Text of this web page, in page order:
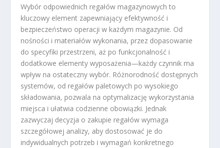
Wybór odpowiednich regałów magazynowych to
kluczowy element zapewniający efektywność i
bezpieczeństwo operacji w każdym magazynie. Od
nośności i materiałów wykonania, przez dopasowanie
do specyfiki przestrzeni, aż po funkcjonalność i
dodatkowe elementy wyposażenia—każdy czynnik ma
wpływ na ostateczny wybór. Różnorodność dostępnych
systemów, od regałów paletowych po wysokiego
składowania, pozwala na optymalizację wykorzystania
miejsca i ułatwia codzienne obowiązki. Jednak
zazwyczaj decyzja o zakupie regałów wymaga
szczegółowej analizy, aby dostosować je do
indywidualnych potrzeb i wymagań konkretnego